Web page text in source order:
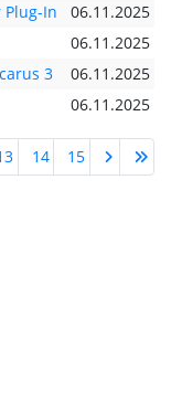
In
06.11.2025
06.11.2025
3
06.11.2025
06.11.2025
14 15